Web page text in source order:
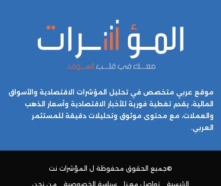
موقع عربي متخصص في تحليل المؤشرات الاقتصادية والأسواق
المالية، يقدم تغطية فورية للأخبار الاقتصادية وأسعار الذهب
والعملات، مع محتوى موثوق وتحليلات دقيقة للمستثمر
العربي.
©جميع الحقوق محفوظة ل المؤشرات نت
الرئيسية
تواصل معنا سياسة الخصوصية من نحن